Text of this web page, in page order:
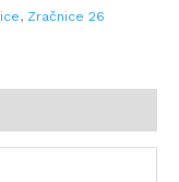
, Zračnice 26